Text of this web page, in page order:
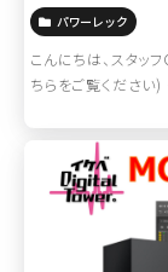
パワーレック
こんにちは、スタッ
ちらをご覧ください)
っておきますが、
ご了承く […]